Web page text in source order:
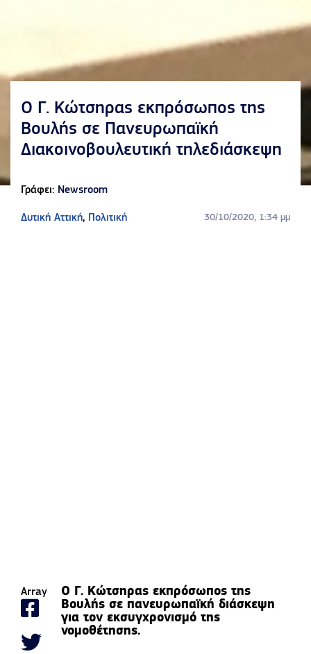
Ο Γ. Κώτσηρας εκπρόσωπος της
Βουλής σε Πανευρωπαϊκή
Διακοινοβουλευτική τηλεδιάσκεψη
Γράφει: Newsroom
Δυτική Αττική, Πολιτική 30/10/2020, 1:34 μμ
Array
Ο Γ. Κώτσηρας εκπρόσωπος της
Βουλής σε πανευρωπαϊκή διάσκεψη
για τον εκσυγχρονισμό της
νομοθέτησης.